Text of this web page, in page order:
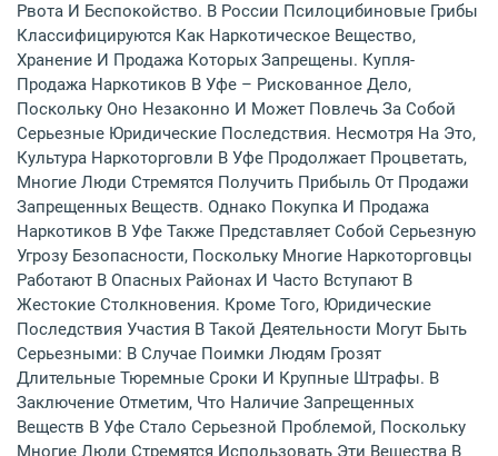
Рвота И Беспокойство. В России Псилоцибиновые Грибы
Классифицируются Как Наркотическое Вещество,
Хранение И Продажа Которых Запрещены. Купля-
Продажа Наркотиков В Уфе – Рискованное Дело,
Поскольку Оно Незаконно И Может Повлечь За Собой
Серьезные Юридические Последствия. Несмотря На Это,
Культура Наркоторговли В Уфе Продолжает Процветать,
Многие Люди Стремятся Получить Прибыль От Продажи
Запрещенных Веществ. Однако Покупка И Продажа
Наркотиков В Уфе Также Представляет Собой Серьезную
Угрозу Безопасности, Поскольку Многие Наркоторговцы
Работают В Опасных Районах И Часто Вступают В
Жестокие Столкновения. Кроме Того, Юридические
Последствия Участия В Такой Деятельности Могут Быть
Серьезными: В Случае Поимки Людям Грозят
Длительные Тюремные Сроки И Крупные Штрафы. В
Заключение Отметим, Что Наличие Запрещенных
Веществ В Уфе Стало Серьезной Проблемой, Поскольку
Многие Люди Стремятся Использовать Эти Вещества В